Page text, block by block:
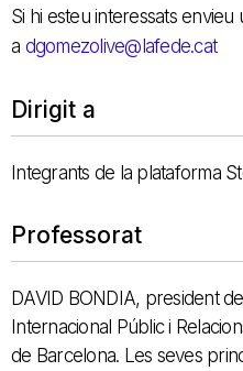
Si hi esteu interessats
a dgomezolive@lafede.cat
Dirigit a
Integrants de la plataforma
Professorat
DAVID BONDIA, president
Internacional Públic i
de Barcelona. Les seves